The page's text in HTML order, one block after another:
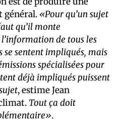
général. «Pour qu’un sujet
qu’il monte
de tous les
se sentent impliqués, mais
spécialisées pour
déjà impliqués puissent
, estime Jean
Tout ça doit